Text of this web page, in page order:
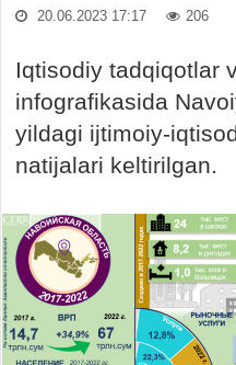
20.06.2023 17:17 206
Iqtisodiy tadqiqotlar
infografikasida
yildagi ijtimoiy-
natijalari keltirilgan.